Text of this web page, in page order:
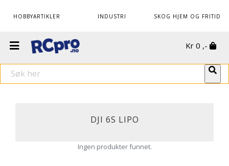
HOBBYARTIKLER INDUSTRI SKOG HJEM OG FRITID
Kr 0 ,-
DJI 6S LIPO
Ingen produkter funnet.